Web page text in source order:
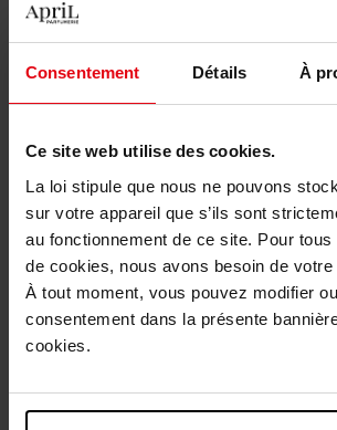
Consentement Détails À
Ce site web utilise des cookies.
La loi stipule que nous ne pouvons
sur votre appareil que s’ils sont
au fonctionnement de ce site. Pour
de cookies, nous avons besoin de
À tout moment, vous pouvez modifier
consentement dans la présente
cookies.
Beschrijving
Karakteristieken
Review
Nog iets vergeten ?